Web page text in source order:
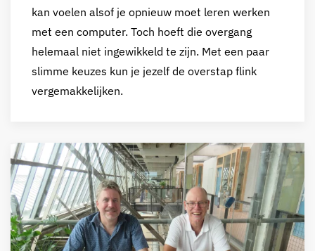
kan voelen alsof je opnieuw moet leren werken
met een computer. Toch hoeft die overgang
helemaal niet ingewikkeld te zijn. Met een paar
slimme keuzes kun je jezelf de overstap flink
vergemakkelijken.